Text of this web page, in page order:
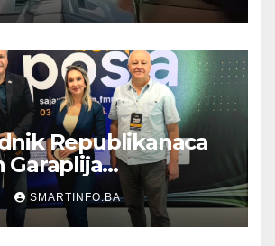
Republikanaca
Garaplija
prezentaciji
sajma
SMARTINFO.BA